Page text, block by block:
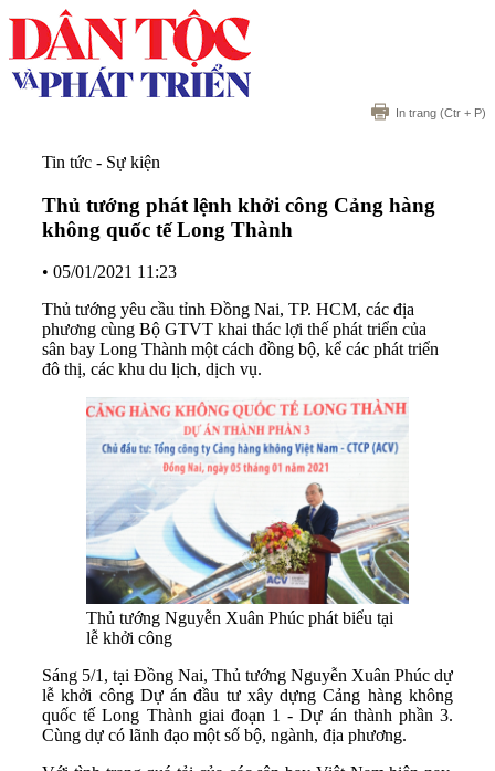
In trang (Ctr + P)
Tin tức - Sự kiện
Thủ tướng phát lệnh khởi công Cảng hàng
không quốc tế Long Thành
• 05/01/2021 11:23
Thủ tướng yêu cầu tỉnh Đồng Nai, TP. HCM, các địa
phương cùng Bộ GTVT khai thác lợi thế phát triển của
sân bay Long Thành một cách đồng bộ, kể các phát triển
đô thị, các khu du lịch, dịch vụ.
Thủ tướng Nguyễn Xuân Phúc phát biểu tại
lễ khởi công
Sáng 5/1, tại Đồng Nai, Thủ tướng Nguyễn Xuân Phúc dự
lễ khởi công Dự án đầu tư xây dựng Cảng hàng không
quốc tế Long Thành giai đoạn 1 - Dự án thành phần 3.
Cùng dự có lãnh đạo một số bộ, ngành, địa phương.